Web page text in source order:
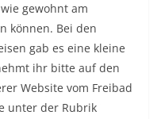
gewohnt am
können. Bei den
gab es eine kleine
ihr bitte auf den
Website vom Freibad
unter der Rubrik